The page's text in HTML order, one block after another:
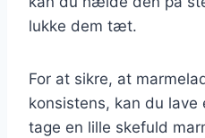
lukke dem tæt.
For at sikre, at
konsistens, kan du
tage en lille skefuld